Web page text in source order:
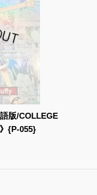
版/COLLEGE
{P-055}